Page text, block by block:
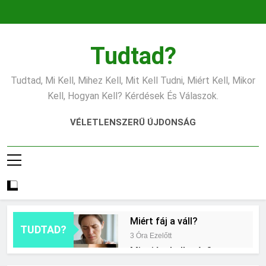
Tudtad?
Tudtad, Mi Kell, Mihez Kell, Mit Kell Tudni, Miért Kell, Mikor
Kell, Hogyan Kell? Kérdések És Válaszok.
VÉLETLENSZERŰ ÚJDONSÁG
TUDTAD?
Miért fáj a váll?
3 Óra Ezelőtt
Mire jó a kollagén?